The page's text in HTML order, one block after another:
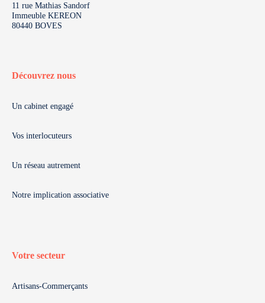
11 rue Mathias Sandorf
Immeuble KEREON
80440 BOVES
Découvrez nous
Un cabinet engagé
Vos interlocuteurs
Un réseau autrement
Notre implication associative
Votre secteur
Artisans-Commerçants